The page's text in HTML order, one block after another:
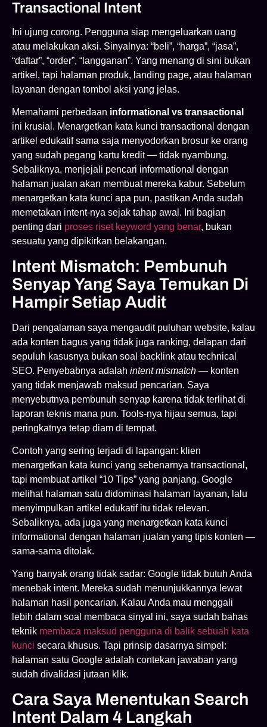
Transactional Intent
Ini ujung corong. Pengguna siap mengeluarkan uang
atau melakukan aksi. Sinyalnya: “beli”, “harga”, “jasa”,
“daftar”, “order”, “langganan”. Yang menang di sini bukan
artikel, tapi halaman produk, landing page, atau halaman
layanan dengan tombol aksi yang jelas.
Memahami perbedaan informational vs transactional
ini krusial. Menargetkan kata kunci transactional dengan
artikel edukatif sama saja menyodorkan brosur ke orang
yang sudah pegang kartu kredit — tidak nyambung.
Sebaliknya, menjejali pencari informational dengan
halaman jualan akan membuat mereka kabur. Sebelum
menargetkan kata kunci apa pun, pastikan Anda sudah
memetakan intent-nya sejak tahap awal. Ini bagian
penting dari proses riset keyword yang benar, bukan
sesuatu yang dipikirkan belakangan.
Intent Mismatch: Pembunuh
Senyap Yang Saya Temukan Di
Hampir Setiap Audit
Dari pengalaman saya mengaudit puluhan website, kalau
ada konten bagus yang tidak juga ranking, delapan dari
sepuluh kasusnya bukan soal backlink atau technical
SEO. Penyebabnya adalah intent mismatch — konten
yang tidak menjawab maksud pencarian. Saya
menyebutnya pembunuh senyap karena tidak terlihat di
laporan teknis mana pun. Tools-nya hijau semua, tapi
peringkatnya tetap diam di tempat.
Contoh yang sering terjadi di lapangan: klien
menargetkan kata kunci yang sebenarnya transactional,
tapi membuat artikel “10 Tips” yang panjang. Google
melihat halaman satu didominasi halaman layanan, lalu
menyimpulkan artikel edukatif itu tidak relevan.
Sebaliknya, ada juga yang menargetkan kata kunci
informational dengan halaman jualan yang tipis konten —
sama-sama ditolak.
Yang banyak orang tidak sadar: Google tidak butuh Anda
menebak intent. Mereka sudah menunjukkannya lewat
halaman hasil pencarian. Kalau Anda mau menggali
lebih dalam soal membaca sinyal ini, saya sudah bahas
teknik membaca maksud pengguna di balik sebuah kata
kunci secara khusus. Tapi prinsip dasarnya simpel:
halaman satu Google adalah contekan jawaban yang
sudah divalidasi jutaan klik.
Cara Saya Menentukan Search
Intent Dalam 4 Langkah